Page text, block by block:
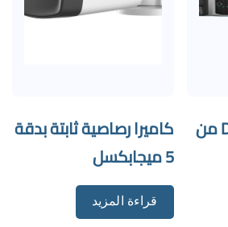
خادم DL380 Gen10 من
كاميرا رصاصية ثابتة بدقة
5 ميجابكسل
قراءة المزيد